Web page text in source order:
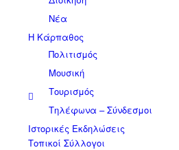
Νέα
Η Κάρπαθος
Πολιτισμός
Μουσική
Τουρισμός
Τηλέφωνα – Σύνδεσμοι
Ιστορικές Εκδηλώσεις
Τοπικοί Σύλλογοι